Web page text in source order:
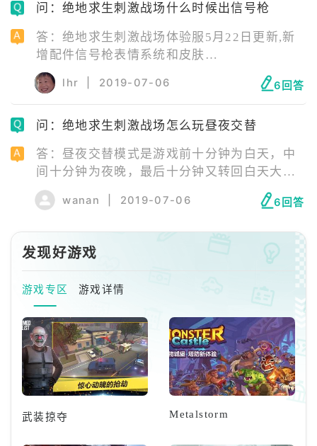
问：绝地求生刺激战场什么时候出信号枪
答：绝地求生刺激战场体验服5月22日更新,新
增配件信号枪表情系统和皮肤
2018/05/2216:53:34绝地求生刺激战场中的信
号枪应该是和端游中的一样，会有固定的
lhr 2019-07-06 6回答
问：绝地求生刺激战场怎么玩昼夜交替
答：昼夜交替模式是游戏前十分钟为白天，中
间十分钟为夜晚，最后十分钟又转回白天大家
可以充分享受中间十分钟的黑夜，到了决赛圈
之后就是白天行动参加这个模式最好在游戏前
wanan 2019-07-06 6回答
发现好游戏
游戏专区 游戏详情
武装掠夺 Metalstorm